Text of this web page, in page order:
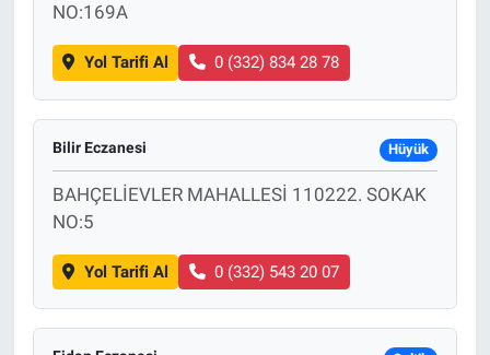
NO:169A
Yol Tarifi Al 0 (332) 834 28 78
Bilir Eczanesi Hüyük
BAHÇELİEVLER MAHALLESİ 110222. SOKAK
NO:5
Yol Tarifi Al 0 (332) 543 20 07